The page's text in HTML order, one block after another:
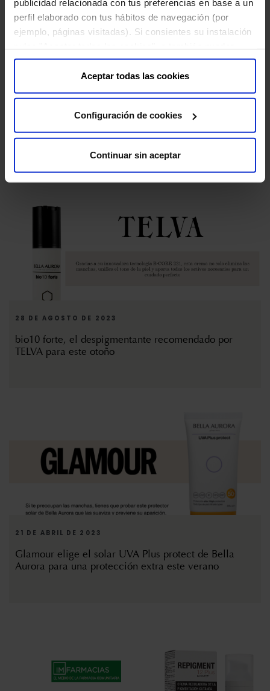
publicidad relacionada con tus preferencias en base a un
perfil elaborado con tus hábitos de navegación (por
ejemplo, páginas visitadas). Si consientes su instalación
configurar tus preferencias pulsando "Configuración de
cookies". Más información en nuestra "Política de
Cookies"
Aceptar todas las cookies
Configuración de cookies
Continuar sin aceptar
con Bella Aurora
28 DE AGOSTO DE 2023
bio10 forte, el despigmentante recomendado por
TELVA para este otoño
21 DE ABRIL DE 2023
Glamour elige el solar UVA Plus protect de Bella
Aurora para una protección extra este verano